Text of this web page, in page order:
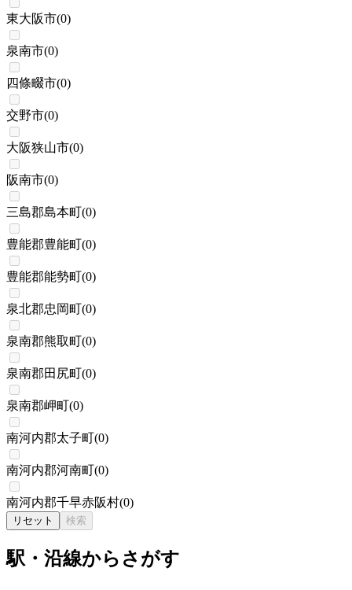
東大阪市(0)
泉南市(0)
四條畷市(0)
交野市(0)
大阪狭山市(0)
阪南市(0)
三島郡島本町(0)
豊能郡豊能町(0)
豊能郡能勢町(0)
泉北郡忠岡町(0)
泉南郡熊取町(0)
泉南郡田尻町(0)
泉南郡岬町(0)
南河内郡太子町(0)
南河内郡河南町(0)
南河内郡千早赤阪村(0)
リセット 検索
駅・沿線からさがす